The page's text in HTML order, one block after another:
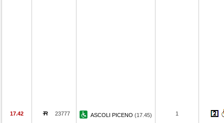
17.42 23777 ASCOLI PICENO (17.45) 1